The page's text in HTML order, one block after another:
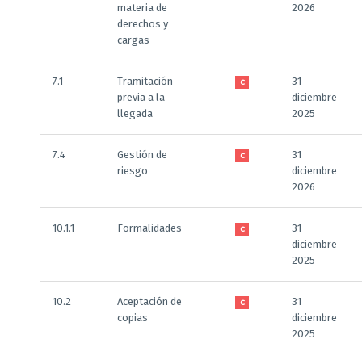
materia de
derechos y
cargas
2026
7.1
Tramitación
previa a la
llegada
C
31
diciembre
2025
7.4
Gestión de
riesgo
C
31
diciembre
2026
10.1.1 Formalidades C
31
diciembre
2025
10.2
Aceptación de
copias
C
31
diciembre
2025